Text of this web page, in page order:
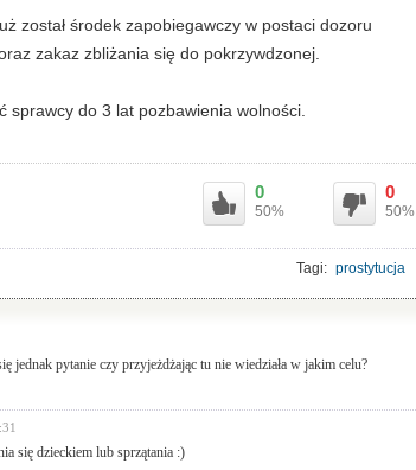
został środek zapobiegawczy w postaci dozoru
zakaz zbliżania się do pokrzywdzonej.
do 3 lat pozbawienia wolności.
0
50%
0
50%
Tagi: prostytucja
jednak pytanie czy przyjeżdżając tu nie wiedziała w jakim celu?
się dzieckiem lub sprzątania :)